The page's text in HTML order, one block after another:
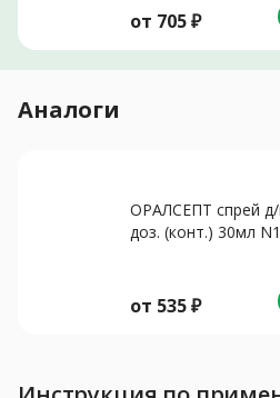
от 705₽
Аналоги
ОРАЛСЕПТ спрей д/
доз. (конт.) 30мл N1
от 535₽